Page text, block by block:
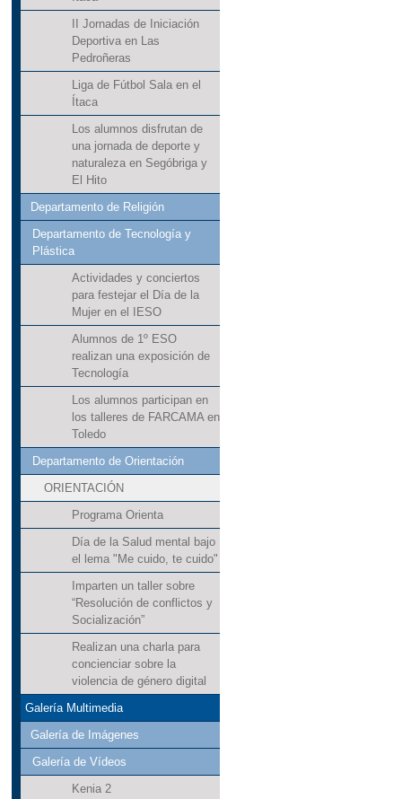
II Jornadas de Iniciación
Deportiva en Las
Pedroñeras
Liga de Fútbol Sala en el
Ítaca
Los alumnos disfrutan de
una jornada de deporte y
naturaleza en Segóbriga y
El Hito
Departamento de Religión
Departamento de Tecnología y
Plástica
Actividades y conciertos
para festejar el Día de la
Mujer en el IESO
Alumnos de 1º ESO
realizan una exposición de
Tecnología
Los alumnos participan en
los talleres de FARCAMA en
Toledo
Departamento de Orientación
ORIENTACIÓN
Programa Orienta
Día de la Salud mental bajo
el lema "Me cuido, te cuido"
Imparten un taller sobre
“Resolución de conflictos y
Socialización”
Realizan una charla para
concienciar sobre la
violencia de género digital
Galería Multimedia
Galería de Imágenes
Galería de Vídeos
Kenia 2